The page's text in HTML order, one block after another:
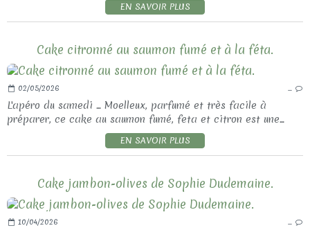
EN SAVOIR PLUS
Cake citronné au saumon fumé et à la féta.
02/05/2026 …
L'apéro du samedi ... Moelleux, parfumé et très facile à
préparer, ce cake au saumon fumé, feta et citron est une...
EN SAVOIR PLUS
Cake jambon-olives de Sophie Dudemaine.
10/04/2026 …